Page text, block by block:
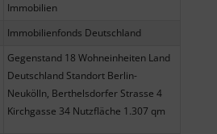
Immobilien
Immobilienfonds Deutschland
Gegenstand 18 Wohneinheiten Land
Deutschland Standort Berlin-
Neukölln, Berthelsdorfer Strasse 4
Kirchgasse 34 Nutzfläche 1.307 qm